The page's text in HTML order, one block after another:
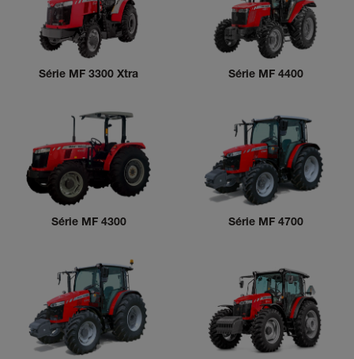
Série MF 3300 Xtra Série MF 4400
Série MF 4300 Série MF 4700